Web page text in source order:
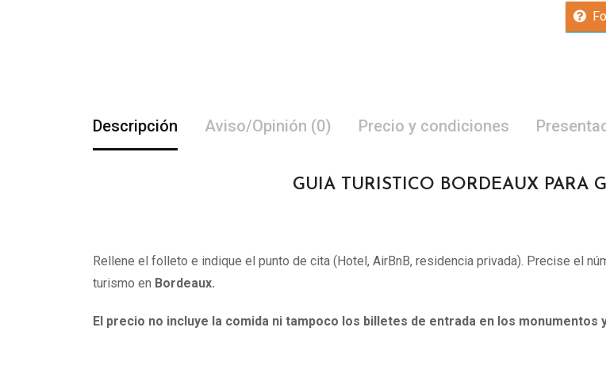
Descripción Aviso/Opinión (0) Precio y condiciones
GUIA TURISTICO BORDEAUX PARA
Rellene el folleto e indique el punto de cita (Hotel, AirBnB, residencia privada). Precise el
turismo en Bordeaux.
El precio no incluye la comida ni tampoco los billetes de entrada en los monumentos